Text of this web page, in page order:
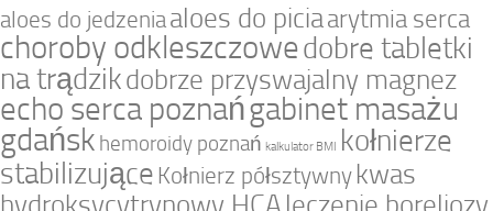
aloes do jedzeniaaloes do piciaarytmia serca
choroby odkleszczowedobre tabletki
na trądzikdobrze przyswajalny magnez
echo serca poznańgabinet masażu
gdańsk hemoroidy poznań kalkulator BMI
kołnierze
stabilizujące Kołnierz półsztywny kwas